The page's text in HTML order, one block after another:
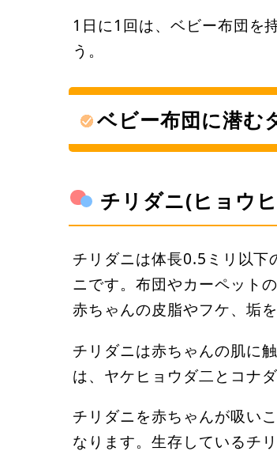
1日に1回は、ベビー布団を
う。
ベビー布団に潜む
チリダニ(ヒョウ
チリダニは体長0.5ミリ以
ニです。布団やカーペット
赤ちゃんの皮脂やフケ、垢
チリダニは赤ちゃんの肌に
は、ヤケヒョウダ二とコナ
チリダニを赤ちゃんが吸い
なります。生存しているチ